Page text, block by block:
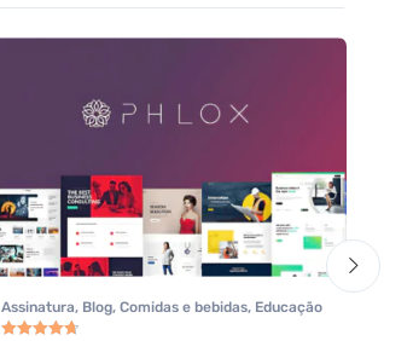
Assinatura, Blog, Comidas e bebidas, Educação
/ E-learning